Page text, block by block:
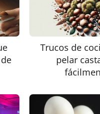
Trucos de
pelar